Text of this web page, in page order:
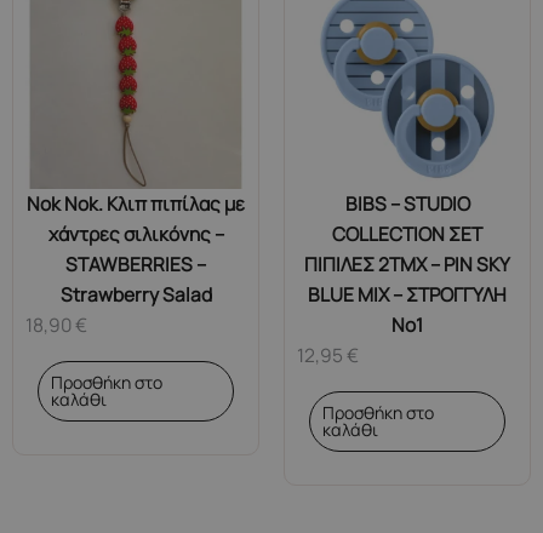
Nok Nok. Κλιπ πιπίλας με
χάντρες σιλικόνης –
STAWBERRIES –
Strawberry Salad
18,90€
Προσθήκη στο
καλάθι
BIBS – STUDIO
COLLECTION ΣΕΤ
ΠΙΠΙΛΕΣ 2ΤΜΧ – PIN SKY
BLUE MIX – ΣΤΡΟΓΓΥΛΗ
No1
12,95€
Προσθήκη στο
καλάθι